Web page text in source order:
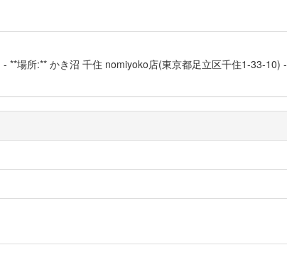
**場所:** かき沼 千住 nomiyoko店(東京都足立区千住1-33-10) -